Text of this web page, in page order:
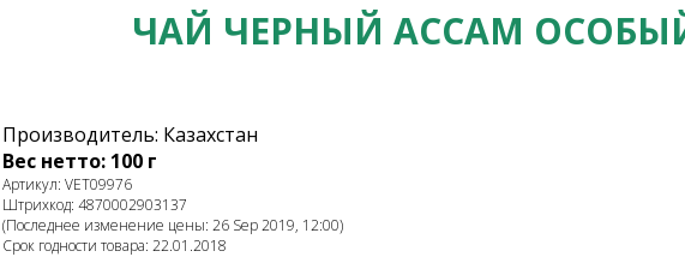
ЧАЙ ЧЕРНЫЙ АССАМ
Производитель: Казахстан
Вес нетто: 100 г
Артикул: VET09976
Штрихкод: 4870002903137
(Последнее изменение цены: 26 Sep 2019, 12:00)
Срок годности товара: 22.01.2018